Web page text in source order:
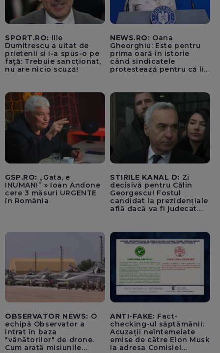
SPORT.RO: Ilie
Dumitrescu a uitat de
prietenii și i-a spus-o pe
față: Trebuie sancționat,
nu are nicio scuză!
NEWS.RO: Oana
Gheorghiu: Este pentru
prima oară în istorie
când sindicatele
protestează pentru că li
copiii din curtea școlii
care fac bullying
GSP.RO: „Gata, e
INUMAN!” » Ioan Andone
cere 3 măsuri URGENTE
în România
STIRILE KANAL D: Zi
decisivă pentru Călin
Georgescu! Fostul
candidat la prezidențiale
află dacă va fi judecat
OBSERVATOR NEWS: O
echipă Observator a
intrat în baza
"vânătorilor" de drone.
Cum arată misiunile
ANTI-FAKE: Fact-
checking-ul săptămânii:
Acuzații neîntemeiate
emise de către Elon Musk
la adresa Comisiei